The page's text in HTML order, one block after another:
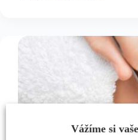
Vážíme si